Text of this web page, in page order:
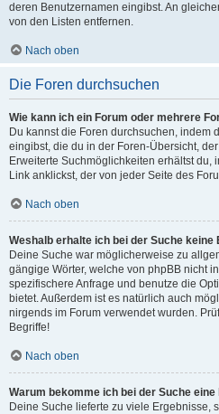
deren Benutzernamen eingibst. An
von den Listen entfernen.
Nach oben
Die Foren durchsuchen
Wie kann ich ein Forum oder mehrere
Du kannst die Foren durchsuchen, indem
eingibst, die du in der Foren-Übersicht,
Erweiterte Suchmöglichkeiten erhältst du,
Link anklickst, der von jeder Seite des
Nach oben
Weshalb erhalte ich bei der Suche keine
Deine Suche war möglicherweise zu
gängige Wörter, welche von phpBB nicht
spezifischere Anfrage und benutze die
bietet. Außerdem ist es natürlich auch
nirgends im Forum verwendet wurden.
Begriffe!
Nach oben
Warum bekomme ich bei der Suche eine
Deine Suche lieferte zu viele Ergebnisse,